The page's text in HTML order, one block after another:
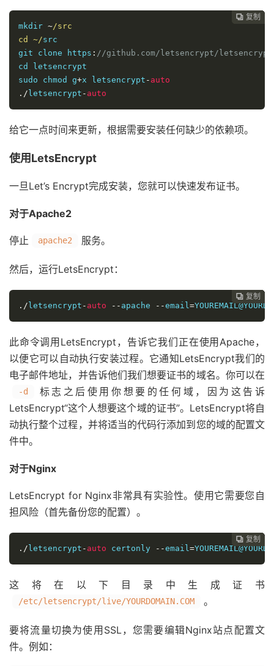
 复制
 复制
 复制
 复制
 复制
 复制
 复制
mkdir ~/src
cd ~/src
git clone https : //github.com/letsencrypt/letsencrypt
cd letsencrypt
sudo chmod g+x letsencrypt - auto
./letsencrypt - auto
给它一点时间来更新，根据需要安装任何缺少的依赖项。
使用LetsEncrypt
一旦Let’s Encrypt完成安装，您就可以快速发布证书。
对于Apache2
停止 apache2 服务。
然后，运行LetsEncrypt：
 复制
 复制
 复制
 复制
 复制
 复制
./letsencrypt - auto -- apache --email =
此命令调用LetsEncrypt，告诉它我们正在使用Apache，
以便它可以自动执行安装过程。它通知LetsEncrypt我们的
电子邮件地址，并告诉他们我们想要证书的域名。你可以在
-d
标志之后使用你想要的任何域，因为这告诉
LetsEncrypt“这个人想要这个域的证书”。LetsEncrypt将自
动执行整个过程，并将适当的代码行添加到您的域的配置文
件中。
对于Nginx
LetsEncrypt for Nginx非常具有实验性。使用它需要您自
担风险（首先备份您的配置）。
 复制
 复制
 复制
 复制
 复制
./letsencrypt - auto certonly --email =
这将在以下目录中生成证书
/etc/letsencrypt/live/YOURDOMAIN.COM 。
要将流量切换为使用SSL，您需要编辑Nginx站点配置文
件。例如：